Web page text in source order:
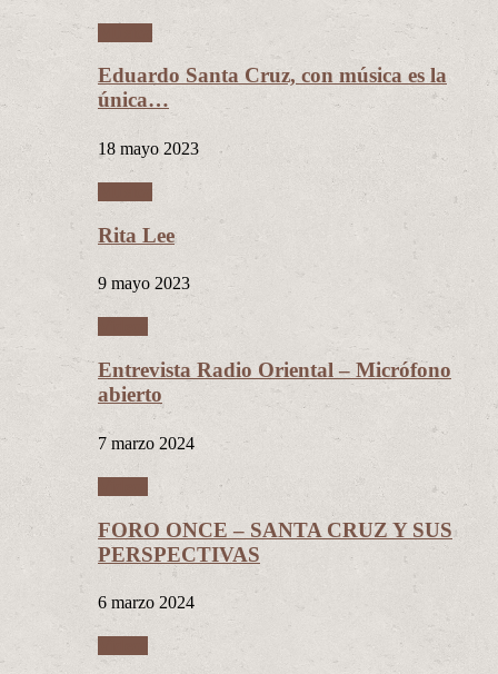
Eduardo Santa Cruz, con música es la
única…
18 mayo 2023
Rita Lee
9 mayo 2023
Entrevista Radio Oriental – Micrófono
abierto
7 marzo 2024
FORO ONCE – SANTA CRUZ Y SUS
PERSPECTIVAS
6 marzo 2024